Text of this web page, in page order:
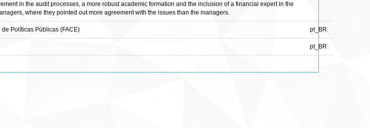
in the audit processes, a more robust academic formation and the inclusion of a financial expert in the
where they pointed out more agreement with the issues than the managers.
Políticas Públicas (FACE) pt_BR
pt_BR